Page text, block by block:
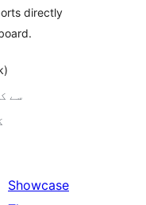
directly
10
Showcase